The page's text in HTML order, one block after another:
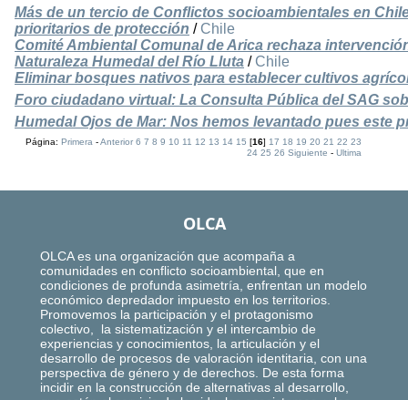
Más de un tercio de Conflictos socioambientales en
prioritarios de protección / Chile
Comité Ambiental Comunal de Arica rechaza
Naturaleza Humedal del Río Lluta / Chile
Eliminar bosques nativos para establecer cultivos
Foro ciudadano virtual: La Consulta Pública del SAG
Humedal Ojos de Mar: Nos hemos levantado pues este
Página:Primera -Anterior 6 7 8 9 10 11 12 13 14 15 [16]17 18 19 20 21 22 23
24 25 26 Siguiente -Ultima
OLCA
OLCA es una organización que acompaña a
comunidades en conflicto socioambiental, que en
condiciones de profunda asimetría, enfrentan un modelo
económico depredador impuesto en los territorios.
Promovemos la participación y el protagonismo
colectivo, la sistematización y el intercambio de
experiencias y conocimientos, la articulación y el
desarrollo de procesos de valoración identitaria, con una
perspectiva de género y de derechos. De esta forma
incidir en la construcción de alternativas al desarrollo,